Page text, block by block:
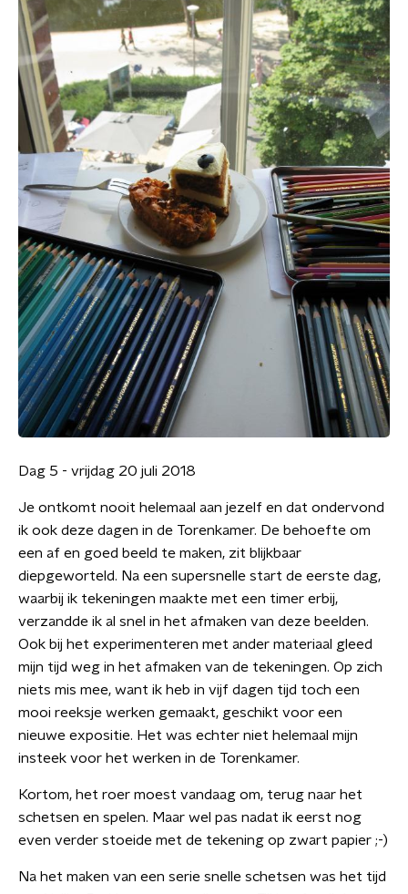
Dag 5 - vrijdag 20 juli 2018
Je ontkomt nooit helemaal aan jezelf en dat ondervond
ik ook deze dagen in de Torenkamer. De behoefte om
een af en goed beeld te maken, zit blijkbaar
diepgeworteld. Na een supersnelle start de eerste dag,
waarbij ik tekeningen maakte met een timer erbij,
verzandde ik al snel in het afmaken van deze beelden.
Ook bij het experimenteren met ander materiaal gleed
mijn tijd weg in het afmaken van de tekeningen. Op zich
niets mis mee, want ik heb in vijf dagen tijd toch een
mooi reeksje werken gemaakt, geschikt voor een
nieuwe expositie. Het was echter niet helemaal mijn
insteek voor het werken in de Torenkamer.
Kortom, het roer moest vandaag om, terug naar het
schetsen en spelen. Maar wel pas nadat ik eerst nog
even verder stoeide met de tekening op zwart papier ;-)
Na het maken van een serie snelle schetsen was het tijd